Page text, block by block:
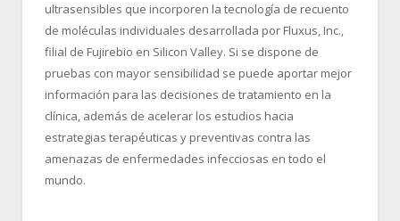
ultrasensibles que incorporen la tecnología de recuento
de moléculas individuales desarrollada por Fluxus, Inc.,
filial de Fujirebio en Silicon Valley. Si se dispone de
pruebas con mayor sensibilidad se puede aportar mejor
información para las decisiones de tratamiento en la
clínica, además de acelerar los estudios hacia
estrategias terapéuticas y preventivas contra las
amenazas de enfermedades infecciosas en todo el
mundo.